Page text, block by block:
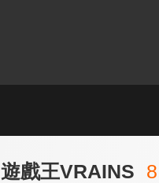
遊戲王VRAINS